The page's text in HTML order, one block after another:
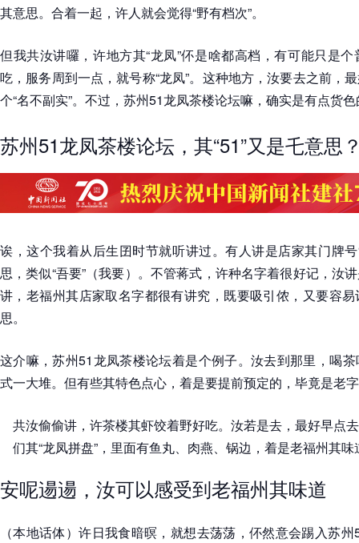
其意思。合着一起，许人就会觉得“野有档次”。
但我共汝讲囉，许地方其“龙凤”伓是啥都高档，有可能只是
吃，服务周到一点，就号称“龙凤”。这种地方，汝要去之前，
个“名不副实”。不过，苏州51龙凤茶楼论坛嘛，确实是有点货
苏州51龙凤茶楼论坛，其“51”又是乇意思
诶，这个我着从后生囝时节就听讲过。有人讲是店家其门牌
思，类似“吾要”（我要）。不管蒋式，许种名字着很好记，汝
讲，老福州其店家取名字都很有讲究，既要吸引侬，又要容
思。
这介嘛，苏州51龙凤茶楼论坛着是个例子。汝去到那里，喝
式一大堆。但有些其特色点心，着是要提前预定的，毕竟是老
共汝偷偷讲，许茶楼其虾饺着野好吃。汝若是去，最好早点
们其“龙凤拼盘”，里面有鱼丸、肉燕、锅边，着是老福州其味
安呢逿逿，汝可以感受到老福州其味道
（本地话体）许日我食暗暝，就想去荡荡，伓然意会踢入苏